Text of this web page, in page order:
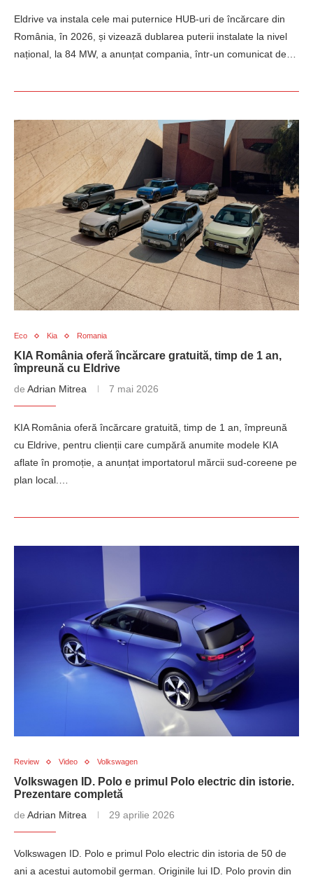
Eldrive va instala cele mai puternice HUB-uri de încărcare din
România, în 2026, și vizează dublarea puterii instalate la nivel
național, la 84 MW, a anunțat compania, într-un comunicat de…
Eco Kia Romania
KIA România oferă încărcare gratuită, timp de 1 an,
împreună cu Eldrive
de Adrian Mitrea 7 mai 2026
KIA România oferă încărcare gratuită, timp de 1 an, împreună
cu Eldrive, pentru clienții care cumpără anumite modele KIA
aflate în promoție, a anunțat importatorul mărcii sud-coreene pe
plan local.…
Review Video Volkswagen
Volkswagen ID. Polo e primul Polo electric din istorie.
Prezentare completă
de Adrian Mitrea 29 aprilie 2026
Volkswagen ID. Polo e primul Polo electric din istoria de 50 de
ani a acestui automobil german. Originile lui ID. Polo provin din